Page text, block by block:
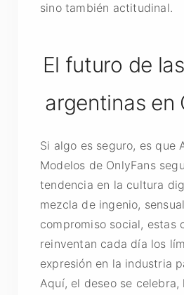
sino también actitudinal.
El futuro de
argentinas en
Si algo es seguro, es que
Modelos de OnlyFans
tendencia en la cultura
mezcla de ingenio,
compromiso social, estas
reinventan cada día los
expresión en la industria
Aquí, el deseo se